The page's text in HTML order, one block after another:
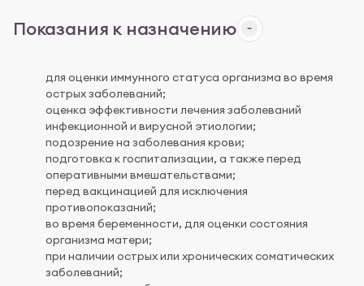
Показания к назначению
для оценки иммунного статуса организма во время
острых заболеваний;
оценка эффективности лечения заболеваний
инфекционной и вирусной этиологии;
подозрение на заболевания крови;
подготовка к госпитализации, а также перед
оперативными вмешательствами;
перед вакцинацией для исключения
противопоказаний;
во время беременности, для оценки состояния
организма матери;
при наличии острых или хронических соматических
заболеваний;